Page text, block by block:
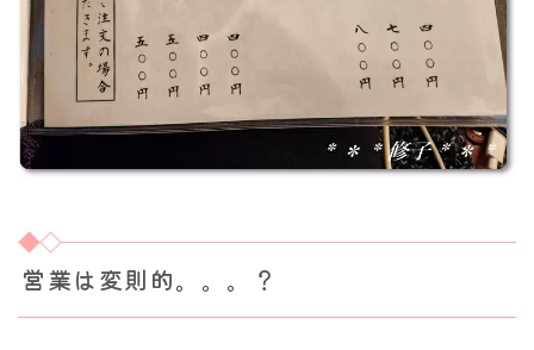
営業は変則的。。。？